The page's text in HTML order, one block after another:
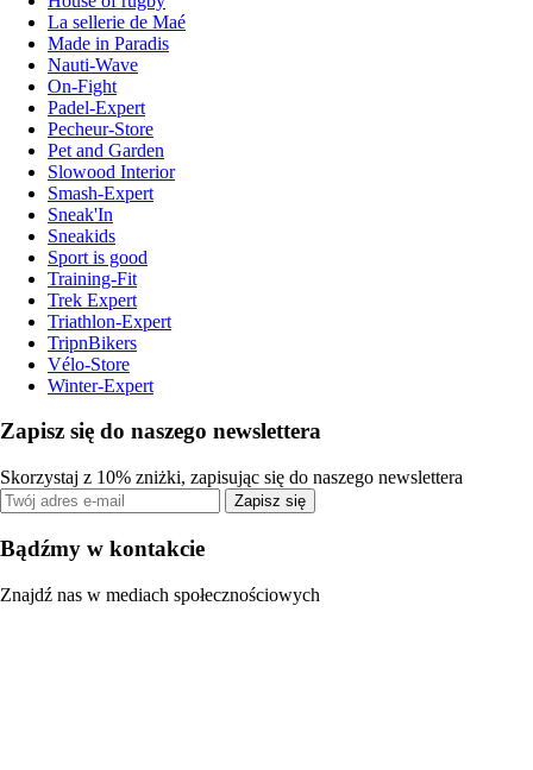
La sellerie de Maé
Made in Paradis
Nauti-Wave
On-Fight
Padel-Expert
Pecheur-Store
Pet and Garden
Slowood Interior
Smash-Expert
Sneak'In
Sneakids
Sport is good
Training-Fit
Trek Expert
Triathlon-Expert
TripnBikers
Vélo-Store
Winter-Expert
Zapisz się do naszego newslettera
Skorzystaj z 10% zniżki, zapisując się do naszego newslettera
Zapisz się
Bądźmy w kontakcie
Znajdź nas w mediach społecznościowych